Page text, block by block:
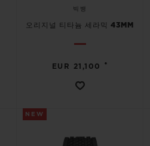
빅뱅
오리지널 티타늄 세라믹 43MM
EUR 21,100 •
NEW